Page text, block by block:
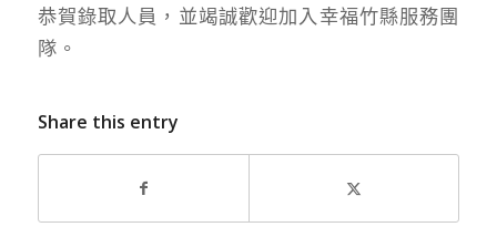
恭賀錄取人員，並竭誠歡迎加入幸福竹縣服務團
隊。
Share this entry